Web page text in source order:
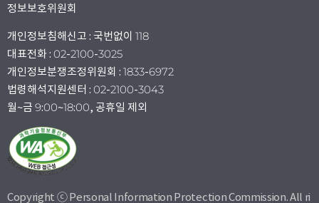
정보보호위원회
개인정보침해신고 : 국번없이 118
대표전화 : 02-2100-3025
개인정보분쟁조정위원회 : 1833-6972
법령해석지원센터 : 02-2100-3043
월~금 9:00~18:00, 공휴일 제외
Copyright ⓒ Personal Information Protection Commission. All ri